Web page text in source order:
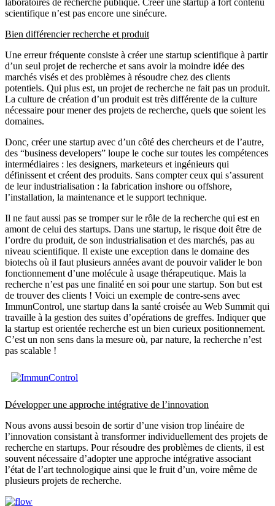
scientifique n’est pas encore une sinécure.
Bien différencier recherche et produit
Une erreur fréquente consiste à créer une startup scientifique à partir
d’un seul projet de recherche et sans avoir la moindre idée des
marchés visés et des problèmes à résoudre chez des clients
potentiels. Qui plus est, un projet de recherche ne fait pas un produit.
La culture de création d’un produit est très différente de la culture
nécessaire pour mener des projets de recherche, quels que soient les
domaines.
Donc, créer une startup avec d’un côté des chercheurs et de l’autre,
des “business developers” loupe le coche sur toutes les compétences
intermédiaires : les designers, marketeurs et ingénieurs qui
définissent et créent des produits. Sans compter ceux qui s’assurent
de leur industrialisation : la fabrication inshore ou offshore,
l’installation, la maintenance et le support technique.
Il ne faut aussi pas se tromper sur le rôle de la recherche qui est en
amont de celui des startups. Dans une startup, le risque doit être de
l’ordre du produit, de son industrialisation et des marchés, pas au
niveau scientifique. Il existe une exception dans le domaine des
biotechs où il faut plusieurs années avant de pouvoir valider le bon
fonctionnement d’une molécule à usage thérapeutique. Mais la
recherche n’est pas une finalité en soi pour une startup. Son but est
de trouver des clients ! Voici un exemple de contre-sens avec
ImmunControl, une startup dans la santé croisée au Web Summit qui
travaille à la gestion des suites d’opérations de greffes. Indiquer que
la startup est orientée recherche est un bien curieux positionnement.
C’est un non sens dans la mesure où, par nature, la recherche n’est
pas scalable !
Développer une approche intégrative de l’innovation
Nous avons aussi besoin de sortir d’une vision trop linéaire de
l’innovation consistant à transformer individuellement des projets de
recherche en startups. Pour résoudre des problèmes de clients, il est
souvent nécessaire d’adopter une approche intégrative associant
l’état de l’art technologique ainsi que le fruit d’un, voire même de
plusieurs projets de recherche.